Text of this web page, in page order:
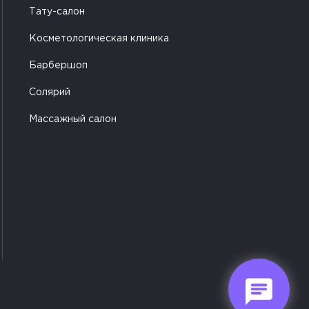
Тату-салон
Косметологическая клиника
Барбершоп
Солярий
Массажный салон